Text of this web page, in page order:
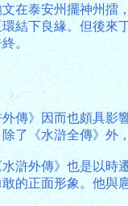
在泰安州擺神州
結下良緣。但後
終。
傳》因而也頗具
了《水滸全傳》
滸外傳》也是以
的正面形象。他